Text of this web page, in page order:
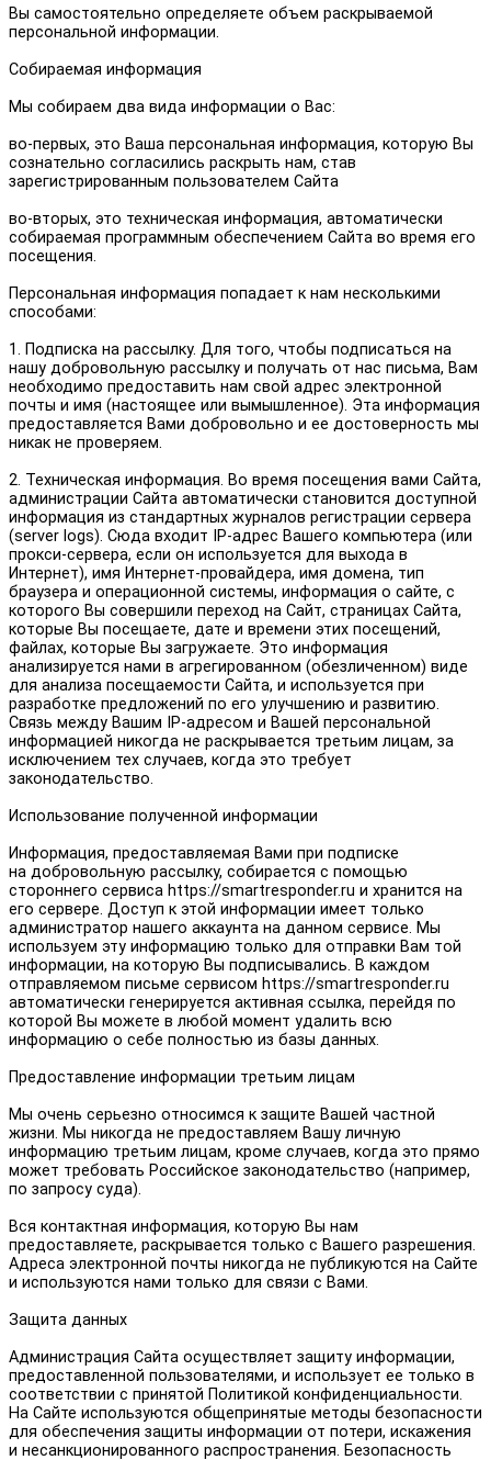
Вы самостоятельно определяете объем раскрываемой
персональной информации.
Собираемая информация
Мы собираем два вида информации о Вас:
во-первых, это Ваша персональная информация, которую Вы
сознательно согласились раскрыть нам, став
зарегистрированным пользователем Сайта
во-вторых, это техническая информация, автоматически
собираемая программным обеспечением Сайта во время его
посещения.
Персональная информация попадает к нам несколькими
способами:
1. Подписка на рассылку. Для того, чтобы подписаться на
нашу добровольную рассылку и получать от нас письма, Вам
необходимо предоставить нам свой адрес электронной
почты и имя (настоящее или вымышленное). Эта информация
предоставляется Вами добровольно и ее достоверность мы
никак не проверяем.
2. Техническая информация. Во время посещения вами Сайта,
администрации Сайта автоматически становится доступной
информация из стандартных журналов регистрации сервера
(server logs). Сюда входит IP-адрес Вашего компьютера (или
прокси-сервера, если он используется для выхода в
Интернет), имя Интернет-провайдера, имя домена, тип
браузера и операционной системы, информация о сайте, с
которого Вы совершили переход на Сайт, страницах Сайта,
которые Вы посещаете, дате и времени этих посещений,
файлах, которые Вы загружаете. Это информация
анализируется нами в агрегированном (обезличенном) виде
для анализа посещаемости Сайта, и используется при
разработке предложений по его улучшению и развитию.
Связь между Вашим IP-адресом и Вашей персональной
информацией никогда не раскрывается третьим лицам, за
исключением тех случаев, когда это требует
законодательство.
Использование полученной информации
Информация, предоставляемая Вами при подписке
на добровольную рассылку, собирается с помощью
стороннего сервиса https://smartresponder.ru и хранится на
его сервере. Доступ к этой информации имеет только
администратор нашего аккаунта на данном сервисе. Мы
используем эту информацию только для отправки Вам той
информации, на которую Вы подписывались. В каждом
отправляемом письме сервисом https://smartresponder.ru
автоматически генерируется активная ссылка, перейдя по
которой Вы можете в любой момент удалить всю
информацию о себе полностью из базы данных.
Предоставление информации третьим лицам
Мы очень серьезно относимся к защите Вашей частной
жизни. Мы никогда не предоставляем Вашу личную
информацию третьим лицам, кроме случаев, когда это прямо
может требовать Российское законодательство (например,
по запросу суда).
Вся контактная информация, которую Вы нам
предоставляете, раскрывается только с Вашего разрешения.
Адреса электронной почты никогда не публикуются на Сайте
и используются нами только для связи с Вами.
Защита данных
Администрация Сайта осуществляет защиту информации,
предоставленной пользователями, и использует ее только в
соответствии с принятой Политикой конфиденциальности.
На Сайте используются общепринятые методы безопасности
для обеспечения защиты информации от потери, искажения
и несанкционированного распространения. Безопасность